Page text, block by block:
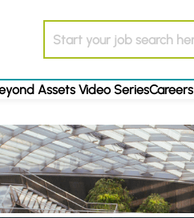
Assets Video SeriesCareers